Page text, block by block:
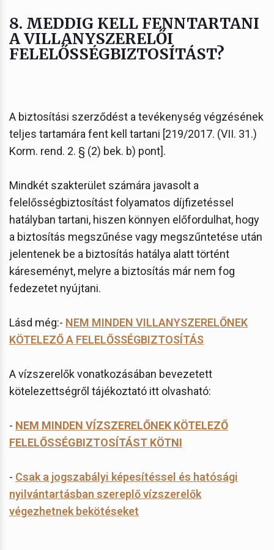
8. MEDDIG KELL FENNTARTANI
A VILLANYSZERELŐI
FELELŐSSÉGBIZTOSÍTÁST?
A biztosítási szerződést a tevékenység végzésének
teljes tartamára fent kell tartani [219/2017. (VII. 31.)
Korm. rend. 2. § (2) bek. b) pont].
Mindkét szakterület számára javasolt a
felelősségbiztosítást folyamatos díjfizetéssel
hatályban tartani, hiszen könnyen előfordulhat, hogy
a biztosítás megszűnése vagy megszűntetése után
jelentenek be a biztosítás hatálya alatt történt
káreseményt, melyre a biztosítás már nem fog
fedezetet nyújtani.
Lásd még:- NEM MINDEN VILLANYSZERELŐNEK
KÖTELEZŐ A FELELŐSSÉGBIZTOSÍTÁS
A vízszerelők vonatkozásában bevezetett
kötelezettségről tájékoztató itt olvasható:
- NEM MINDEN VÍZSZERELŐNEK KÖTELEZŐ
FELELŐSSÉGBIZTOSÍTÁST KÖTNI
- Csak a jogszabályi képesítéssel és hatósági
nyilvántartásban szereplő vízszerelők
végezhetnek bekötéseket